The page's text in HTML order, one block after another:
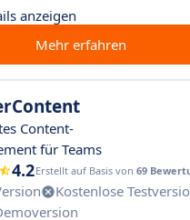
anzeigen
Mehr erfahren
Content-
für Teams
4.2Erstellt auf Basis von 69
Kostenlose